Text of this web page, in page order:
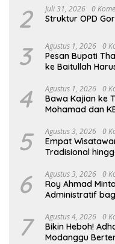
2 Juli 31, 2026 0
Struktur OPD
3 Agustus 1, 2026 0
Pesan Bupati
ke Baitullah
4 Agustus 1, 2026 0
Bawa Kajian ke
Mohamad dan
5 Agustus 3, 2026 0
Empat
Tradisional
6 Agustus 3, 2026 0
Roy Ahmad
Administratif
7 Agustus 4, 2026 0
Bikin Heboh!
Modanggu